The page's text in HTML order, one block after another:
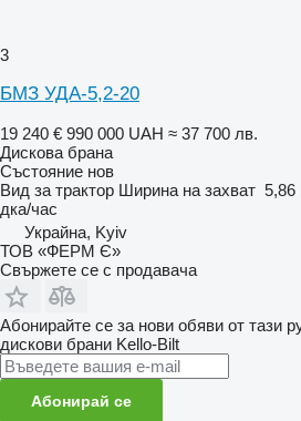
3
БМЗ УДА-5,2-20
19 240 € 990 000 UAH ≈ 37 700 лв.
Дискова брана
Състояние нов
Вид за трактор Ширина на захват 5,86
дка/час
Украйна, Kyiv
ТОВ «ФЕРМ Є»
Свържете се с продавача
Абонирайте се за нови обяви от тази
дискови брани Kello-Bilt
Абонирай се